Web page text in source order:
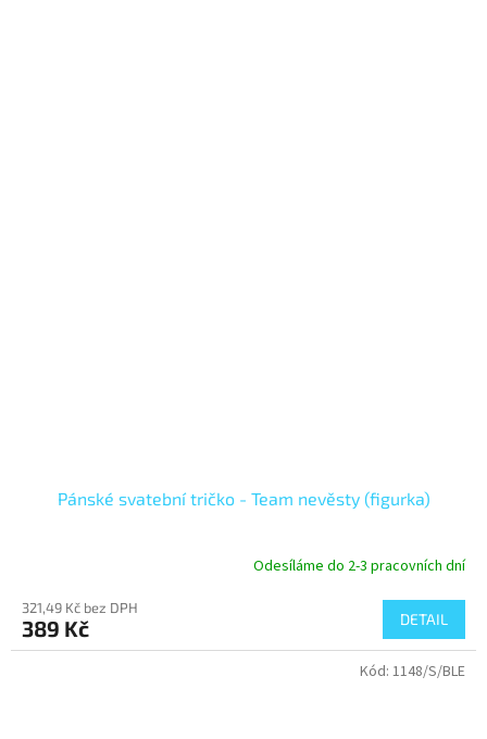
Pánské svatební tričko - Team nevěsty (figurka)
Odesíláme do 2-3 pracovních dní
321,49 Kč bez DPH
389 Kč DETAIL
Kód: 1148/S/BLE